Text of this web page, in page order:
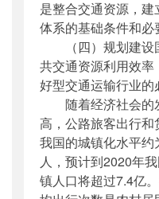
是整合交通资源，
体系的基础条件和必
（四）规划建设
共交通资源利用效
好型交通运输行业的
随着经济社会的
高，公路旅客出行和
我国的城镇化水平
人，预计到2020年
镇人口将超过7.4亿